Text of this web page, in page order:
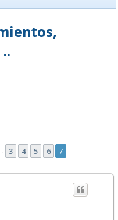
7
3 4 5 6 7